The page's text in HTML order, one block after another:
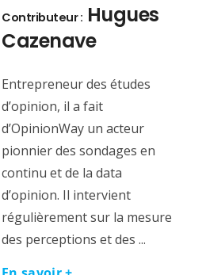
Contributeur : Hugues
Cazenave
Entrepreneur des études
d’opinion, il a fait
d’OpinionWay un acteur
pionnier des sondages en
continu et de la data
d’opinion. Il intervient
régulièrement sur la mesure
des perceptions et des ...